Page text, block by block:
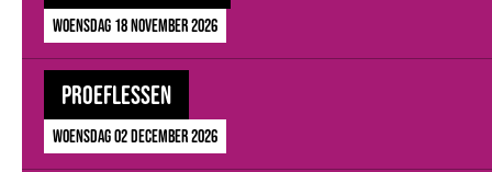
woensdag 18 november 2026
Proeflessen
woensdag 02 december 2026